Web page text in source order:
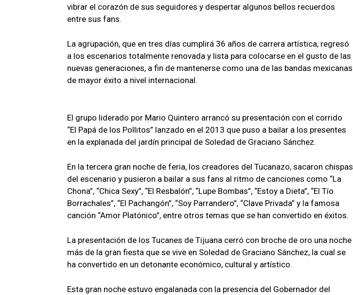
vibrar el corazón de sus seguidores y despertar algunos bellos recuerdos
entre sus fans.
La agrupación, que en tres días cumplirá 36 años de carrera artística, regresó
a los escenarios totalmente renovada y lista para colocarse en el gusto de las
nuevas generaciones, a fin de mantenerse como una de las bandas mexicanas
de mayor éxito a nivel internacional.
El grupo liderado por Mario Quintero arrancó su presentación con el corrido
“El Papá de los Pollitos” lanzado en el 2013 que puso a bailar a los presentes
en la explanada del jardín principal de Soledad de Graciano Sánchez.
En la tercera gran noche de feria, los creadores del Tucanazo, sacaron chispas
del escenario y pusieron a bailar a sus fans al ritmo de canciones como “La
Chona”, “Chica Sexy”, “El Resbalón”, “Lupe Bombas”, “Estoy a Dieta”, “El Tío
Borrachales”, “El Pachangón”, “Soy Parrandero”, “Clave Privada” y la famosa
canción “Amor Platónico”, entre otros temas que se han convertido en éxitos.
La presentación de los Tucanes de Tijuana cerró con broche de oro una noche
más de la gran fiesta que se vive en Soledad de Graciano Sánchez, la cual se
ha convertido en un detonante económico, cultural y artístico.
Esta gran noche estuvo engalanada con la presencia del Gobernador del